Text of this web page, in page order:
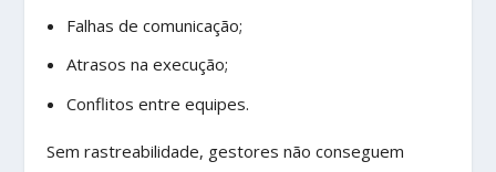
Falhas de comunicação;
Atrasos na execução;
Conflitos entre equipes.
Sem rastreabilidade, gestores não conseguem